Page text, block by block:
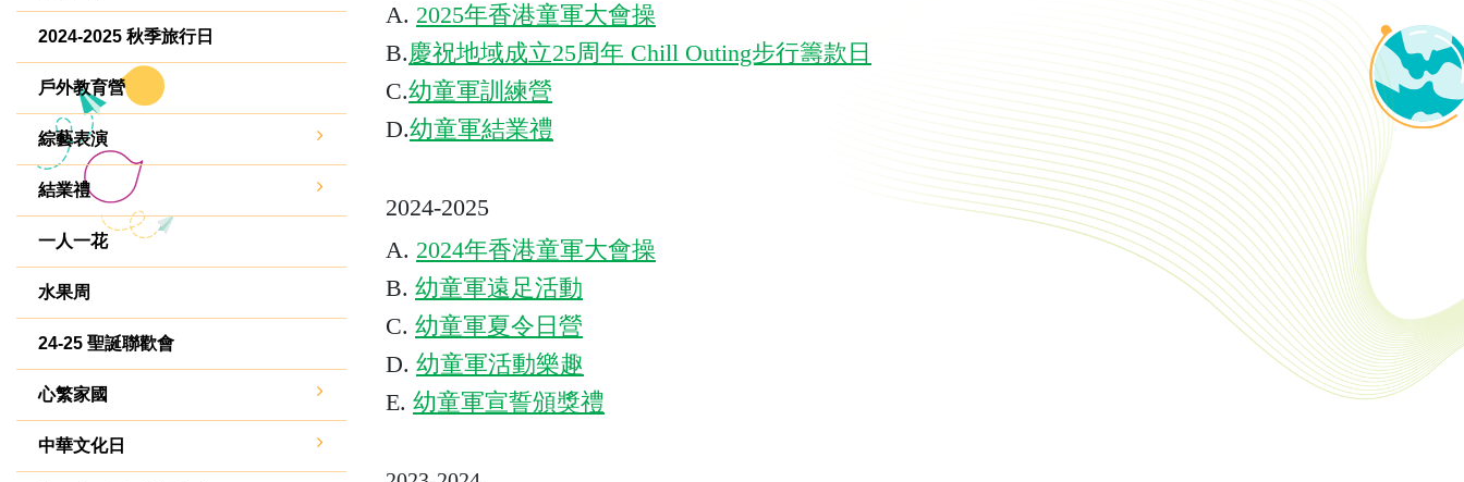
2024-2025 秋季旅行日
戶外教育營
綜藝表演
結業禮
一人一花
水果周
24-25 聖誕聯歡會
心繁家國
中華文化日
A. 2025年香港童軍大會操
B.慶祝地域成立25周年 Chill Outing步行籌款日
C.幼童軍訓練營
D.幼童軍結業禮
2024-2025
A. 2024年香港童軍大會操
B. 幼童軍遠足活動
C. 幼童軍夏令日營
D. 幼童軍活動樂趣
E. 幼童軍宣誓頒獎禮